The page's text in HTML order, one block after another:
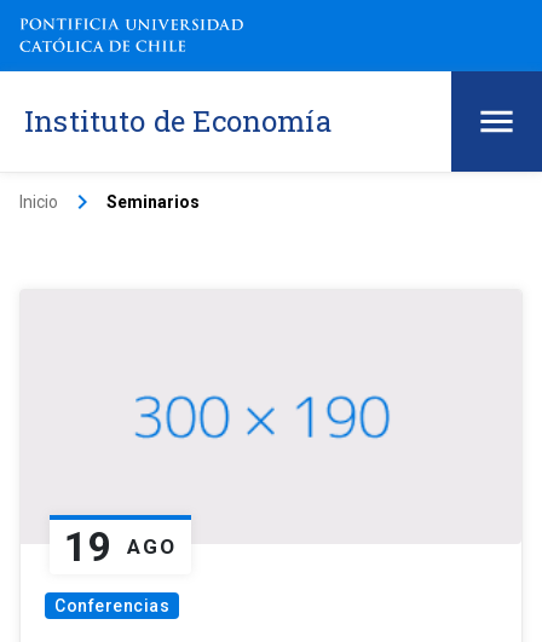
Instituto de Economía
Inicio keyboard_arrow_right Seminarios
19 AGO
Conferencias